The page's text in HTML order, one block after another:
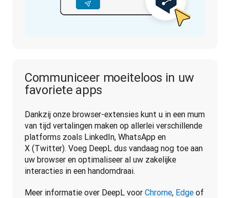
Communiceer moeiteloos in uw
favoriete apps
Dankzij onze browser-extensies kunt u in een mum
van tijd vertalingen maken op allerlei verschillende
platforms zoals LinkedIn, WhatsApp en
X (Twitter). Voeg DeepL dus vandaag nog toe aan
uw browser en optimaliseer al uw zakelijke
interacties in een handomdraai.
Meer informatie over DeepL voor Chrome, Edge